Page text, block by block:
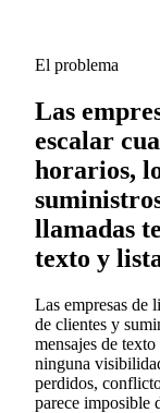
El problema
Las
escalar
horarios,
llamadas
texto y
Las empresas de
de clientes y
mensajes de
ninguna
perdidos,
parece imposible